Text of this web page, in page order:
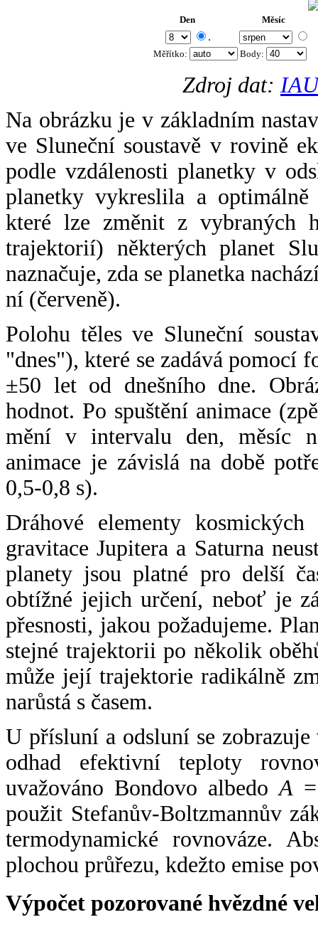
Den Měsíc
.
Měřítko: Body:
Zdroj dat:
Na obrázku je v základním
ve Sluneční soustavě v rovině
podle vzdálenosti planetky v
planetky vykreslila a
které lze změnit z vybraných
trajektorií) některých planet
naznačuje, zda se planetka
ní (červeně).
Polohu těles ve Sluneční
"dnes"), které se zadává pomocí
±50 let od dnešního dne.
hodnot. Po spuštění animace
mění v intervalu den, měsíc
animace je závislá na době
0,5-0,8 s).
Dráhové elementy
gravitace Jupitera a Saturna
planety jsou platné pro delší
obtížné jejich určení, neboť je
přesnosti, jakou požadujeme.
stejné trajektorii po několik
může její trajektorie radikálně
narůstá s časem.
U přísluní a odsluní se
odhad efektivní teploty
uvažováno Bondovo albedoA
použit Stefanův-Boltzmannův
termodynamické rovnováze.
plochou průřezu, kdežto emise
Výpočet pozorované hvězdné